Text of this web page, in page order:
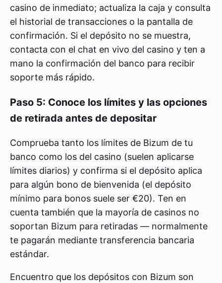
casino de inmediato; actualiza la caja y consulta
el historial de transacciones o la pantalla de
confirmación. Si el depósito no se muestra,
contacta con el chat en vivo del casino y ten a
mano la confirmación del banco para recibir
soporte más rápido.
Paso 5: Conoce los límites y las opciones
de retirada antes de depositar
Comprueba tanto los límites de Bizum de tu
banco como los del casino (suelen aplicarse
límites diarios) y confirma si el depósito aplica
para algún bono de bienvenida (el depósito
mínimo para bonos suele ser €20). Ten en
cuenta también que la mayoría de casinos no
soportan Bizum para retiradas — normalmente
te pagarán mediante transferencia bancaria
estándar.
Encuentro que los depósitos con Bizum son